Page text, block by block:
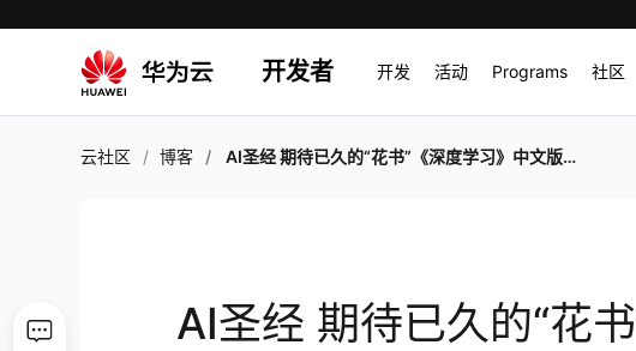
开发者 开发 活动 Programs 社区
云社区 博客 AI圣经 期待已久的“花书”《深度学习》中文版 终于上市
AI圣经 期待已久的“花